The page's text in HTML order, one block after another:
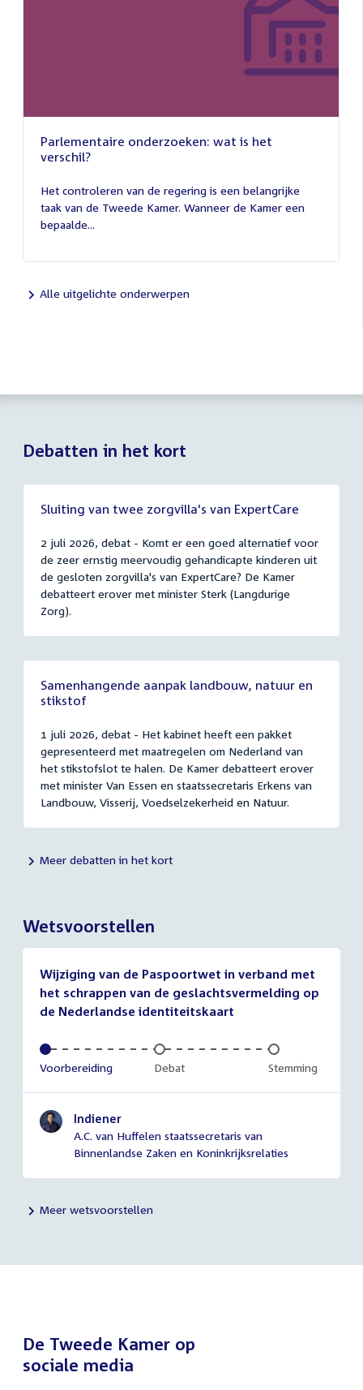
Parlementaire onderzoeken: wat is het
verschil?
juli
2026
Het controleren van de regering is een belangrijke
taak van de Tweede Kamer. Wanneer de Kamer een
bepaalde...
Alle uitgelichte onderwerpen
Debatten in het kort
Sluiting van twee zorgvilla's van ExpertCare
2 juli 2026, debat - Komt er een goed alternatief voor
de zeer ernstig meervoudig gehandicapte kinderen uit
de gesloten zorgvilla's van ExpertCare? De Kamer
debatteert erover met minister Sterk (Langdurige
Zorg).
Samenhangende aanpak landbouw, natuur en
stikstof
1 juli 2026, debat - Het kabinet heeft een pakket
gepresenteerd met maatregelen om Nederland van
het stikstofslot te halen. De Kamer debatteert erover
met minister Van Essen en staatssecretaris Erkens van
Landbouw, Visserij, Voedselzekerheid en Natuur.
Meer debatten in het kort
Wetsvoorstellen
Wijziging van de Paspoortwet in verband met
het schrappen van de geslachtsvermelding op
de Nederlandse identiteitskaart
Voltooid:
Voorbereiding Onvoltooid:
Debat Onvoltooid:
Stemming
Indiener
A.C. van Huffelen staatssecretaris van
Binnenlandse Zaken en Koninkrijksrelaties
Meer wetsvoorstellen
De Tweede Kamer op
sociale media